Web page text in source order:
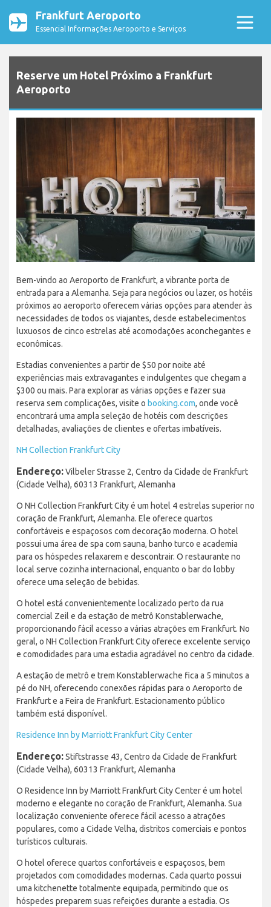
Frankfurt Aeroporto
Essencial Informações Aeroporto e Serviços
Reserve um Hotel Próximo a Frankfurt
Aeroporto
Bem-vindo ao Aeroporto de Frankfurt, a vibrante porta de
entrada para a Alemanha. Seja para negócios ou lazer, os hotéis
próximos ao aeroporto oferecem várias opções para atender às
necessidades de todos os viajantes, desde estabelecimentos
luxuosos de cinco estrelas até acomodações aconchegantes e
econômicas.
Estadias convenientes a partir de $50 por noite até
experiências mais extravagantes e indulgentes que chegam a
$300 ou mais. Para explorar as várias opções e fazer sua
reserva sem complicações, visite o booking.com, onde você
encontrará uma ampla seleção de hotéis com descrições
detalhadas, avaliações de clientes e ofertas imbatíveis.
NH Collection Frankfurt City
Endereço:Vilbeler Strasse 2, Centro da Cidade de Frankfurt
(Cidade Velha), 60313 Frankfurt, Alemanha
O NH Collection Frankfurt City é um hotel 4 estrelas superior no
coração de Frankfurt, Alemanha. Ele oferece quartos
confortáveis e espaçosos com decoração moderna. O hotel
possui uma área de spa com sauna, banho turco e academia
para os hóspedes relaxarem e descontrair. O restaurante no
local serve cozinha internacional, enquanto o bar do lobby
oferece uma seleção de bebidas.
O hotel está convenientemente localizado perto da rua
comercial Zeil e da estação de metrô Konstablerwache,
proporcionando fácil acesso a várias atrações em Frankfurt. No
geral, o NH Collection Frankfurt City oferece excelente serviço
e comodidades para uma estadia agradável no centro da cidade.
A estação de metrô e trem Konstablerwache fica a 5 minutos a
pé do NH, oferecendo conexões rápidas para o Aeroporto de
Frankfurt e a Feira de Frankfurt. Estacionamento público
também está disponível.
Residence Inn by Marriott Frankfurt City Center
Endereço:Stiftstrasse 43, Centro da Cidade de Frankfurt
(Cidade Velha), 60313 Frankfurt, Alemanha
O Residence Inn by Marriott Frankfurt City Center é um hotel
moderno e elegante no coração de Frankfurt, Alemanha. Sua
localização conveniente oferece fácil acesso a atrações
populares, como a Cidade Velha, distritos comerciais e pontos
turísticos culturais.
O hotel oferece quartos confortáveis e espaçosos, bem
projetados com comodidades modernas. Cada quarto possui
uma kitchenette totalmente equipada, permitindo que os
hóspedes preparem suas refeições durante a estadia. Os